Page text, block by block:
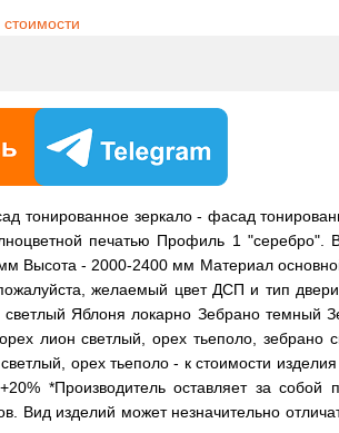
зеркало - фасад
печатью Профиль 1 "серебро".
Высота - 2000-2400 мм Материал
желаемый цвет ДСП и тип
Яблоня локарно Зебрано темный
лион светлый, орех тьеполо, зебрано
орех тьеполо - к стоимости
*Производитель оставляет за собой
Вид изделий может незначительно